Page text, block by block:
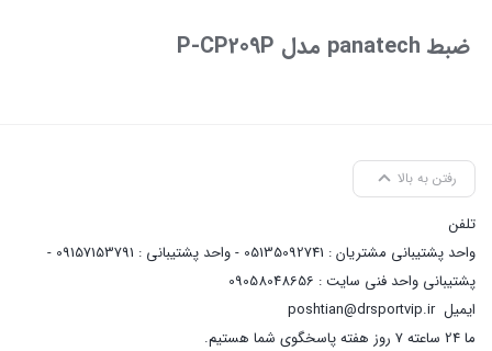
ضبط panatech مدل P-CP209P
رفتن به بالا
تلفن
واحد پشتیبانی مشتریان : 05135092741 - واحد پشتیبانی : 09157153791 -
پشتیبانی واحد فنی سایت : 09058048656
ایمیلposhtian@drsportvip.ir
ما 24 ساعته 7 روز هفته پاسخگوی شما هستیم.